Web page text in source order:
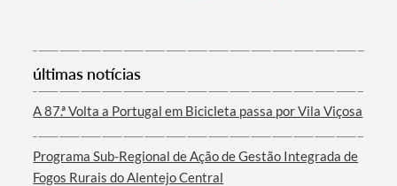
últimas notícias
A 87.ª Volta a Portugal em Bicicleta passa por Vila Viçosa
Programa Sub-Regional de Ação de Gestão Integrada de
Fogos Rurais do Alentejo Central